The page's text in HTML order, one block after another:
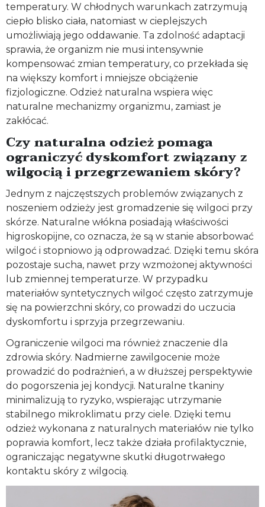
temperatury. W chłodnych warunkach zatrzymują
ciepło blisko ciała, natomiast w cieplejszych
umożliwiają jego oddawanie. Ta zdolność adaptacji
sprawia, że organizm nie musi intensywnie
kompensować zmian temperatury, co przekłada się
na większy komfort i mniejsze obciążenie
fizjologiczne. Odzież naturalna wspiera więc
naturalne mechanizmy organizmu, zamiast je
zakłócać.
Czy naturalna odzież pomaga
ograniczyć dyskomfort związany z
wilgocią i przegrzewaniem skóry?
Jednym z najczęstszych problemów związanych z
noszeniem odzieży jest gromadzenie się wilgoci przy
skórze. Naturalne włókna posiadają właściwości
higroskopijne, co oznacza, że są w stanie absorbować
wilgoć i stopniowo ją odprowadzać. Dzięki temu skóra
pozostaje sucha, nawet przy wzmożonej aktywności
lub zmiennej temperaturze. W przypadku
materiałów syntetycznych wilgoć często zatrzymuje
się na powierzchni skóry, co prowadzi do uczucia
dyskomfortu i sprzyja przegrzewaniu.
Ograniczenie wilgoci ma również znaczenie dla
zdrowia skóry. Nadmierne zawilgocenie może
prowadzić do podrażnień, a w dłuższej perspektywie
do pogorszenia jej kondycji. Naturalne tkaniny
minimalizują to ryzyko, wspierając utrzymanie
stabilnego mikroklimatu przy ciele. Dzięki temu
odzież wykonana z naturalnych materiałów nie tylko
poprawia komfort, lecz także działa profilaktycznie,
ograniczając negatywne skutki długotrwałego
kontaktu skóry z wilgocią.